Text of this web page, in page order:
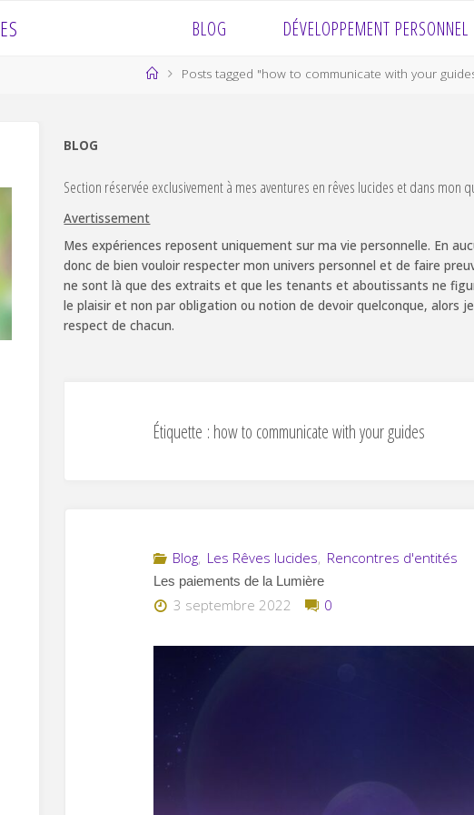
ES BLOG DÉVELOPPEMENT PERSONNEL
HomePosts tagged "how to communicate with your
BLOG
Section réservée exclusivement à mes aventures en rêves lucides et dans mon
Avertissement
Mes expériences reposent uniquement sur ma vie personnelle. En
donc de bien vouloir respecter mon univers personnel et de faire
ne sont là que des extraits et que les tenants et aboutissants ne
le plaisir et non par obligation ou notion de devoir quelconque, alors
respect de chacun.
Étiquette : how to communicate with your guides
Blog, Les Rêves lucides, Rencontres d'entités
Les paiements de la Lumière
3 septembre 2022 0